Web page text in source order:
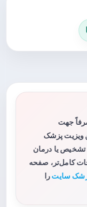
جهت
ویزیت پزشک
یا درمان
کامل‌تر، صفحه
سایت را